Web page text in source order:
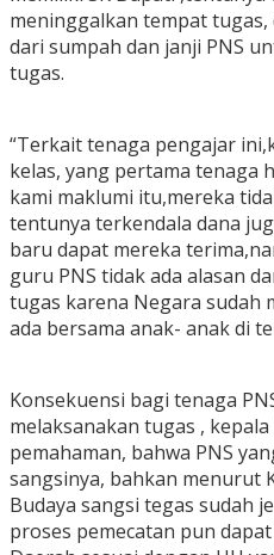
meninggalkan tempat
dari sumpah dan janji PNS
tugas.
“Terkait tenaga pengajar
kelas, yang pertama tenaga
kami maklumi itu,mereka
tentunya terkendala dana
baru dapat mereka
guru PNS tidak ada alasan
tugas karena Negara sudah
ada bersama anak- anak di
Konsekuensi bagi tenaga
melaksanakan tugas ,
pemahaman, bahwa PNS
sangsinya, bahkan menurut
Budaya sangsi tegas sudah
proses pemecatan pun